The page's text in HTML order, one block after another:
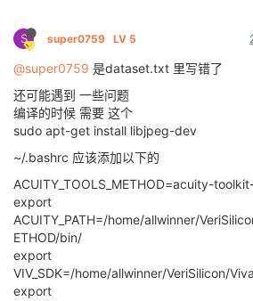
S super0759 LV 5
@super0759 是dataset.txt 里写错了
还可能遇到 一些问题
编译的时候 需要 这个
sudo apt-get install libjpeg-dev
~/.bashrc 应该添加以下的
ACUITY_TOOLS_METHOD=acuity-
export
ACUITY_PATH=/home/allwinner/
ETHOD/bin/
export
VIV_SDK=/home/allwinner/VeriSilicon/
export